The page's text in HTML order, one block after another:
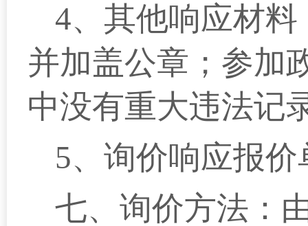
4、其他响应材
并加盖公章；参加
中没有重大违法记
5、询价响应报价
七、询价方法：